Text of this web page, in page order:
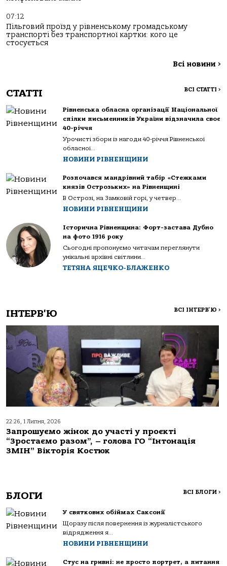
07:12
Пільговий проїзд у рівненському громадському
транспорті без транспортної картки: кого це
стосується
Всі новини >
СТАТТІ ВСІ СТАТТІ >
Рівненська обласна організації Національної
спілки письменників України відзначила своє
40-річчя
Урочисті збори із нагоди 40-річчя Рівненської
обласної...
НОВИНИ РІВНЕНЩИНИ
Розпочався мандрівний табір «Стежками
князів Острозьких» на Рівненщині
В Острозі, на Замковій горі, у четвер...
НОВИНИ РІВНЕНЩИНИ
Історична Рівненщина: Форт-застава Дубно
на фото 1916 року
Сьогодні пропонуємо читачам переглянути
унікальні архівні світлини...
ТЕТЯНА ЯЦЕЧКО-БЛАЖЕНКО
ІНТЕРВ'Ю ВСІ ІНТЕРВ'Ю >
22:26, 1 Липня, 2026
Запрошуємо жінок до участі у проєкті
“Зростаємо разом”, – голова ГО “Інтонація
ЗМІН” Вікторія Костюк
БЛОГИ ВСІ БЛОГИ >
У святкових обіймах Саксонії
Щоразу після повернення із журналістського
відрядження я...
НОВИНИ РІВНЕНЩИНИ
Стус на гривні: не просто портрет, а питання